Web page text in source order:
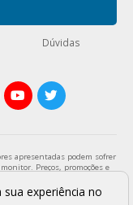
Dúvidas
apresentadas podem sofrer
Preços, promoções e
para pagamentos a vista
a análise e confirmação de
experiência no